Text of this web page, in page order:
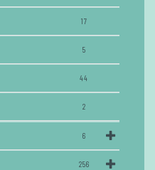
17
5
44
2
6
256